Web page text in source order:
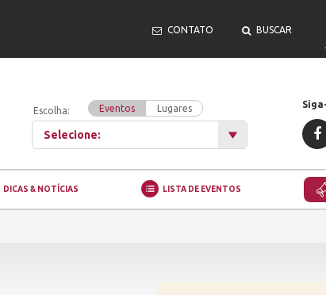
CONTATO BUSCAR
Escolha: Eventos Lugares
Selecione:
DICAS & NOTÍCIAS LISTA DE EVENTOS